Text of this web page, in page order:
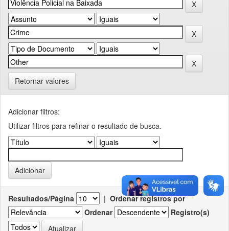
Retornar valores
Adicionar filtros:
Utilizar filtros para refinar o resultado de busca.
Resultados/Página | Ordenar registros por
Ordenar
Registro(s)